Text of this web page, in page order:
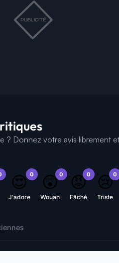
? Donnez votre avis librement
0
😍
J'adore
0
😲
Wouah
0
😡
Fâché
0
😢
Triste